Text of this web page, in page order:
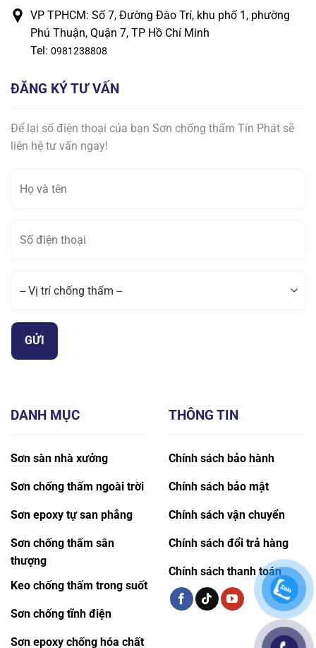
VP TPHCM: Số 7, Đường Đào Trí, khu phố 1, phường
Phú Thuận, Quận 7, TP Hồ Chí Minh
Tel: 0981238808
DANH MỤC
Sơn sàn nhà xưởng
Sơn chống thấm ngoài trời
Sơn epoxy tự san phẳng
Sơn chống thấm sân
thượng
Keo chống thấm trong suốt
Sơn chống tĩnh điện
Sơn epoxy chống hóa chất
THÔNG TIN
Chính sách bảo hành
Chính sách bảo mật
Chính sách vận chuyển
Chính sách đổi trả hàng
Chính sách thanh toán
ĐĂNG KÝ TƯ VẤN
Để lại số điện thoại của bạn Sơn chống thấm Tín Phát sẽ
liên hệ tư vấn ngay!